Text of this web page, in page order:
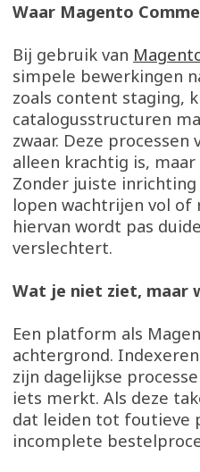
Waar Magento
Bij gebruik van
simpele bewerkingen
zoals content staging,
catalogusstructuren
zwaar. Deze
alleen krachtig is,
Zonder juiste
lopen wachtrijen vol of
hiervan wordt pas
verslechtert.
Wat je niet ziet, maar
Een platform als
achtergrond.
zijn dagelijkse
iets merkt. Als deze
dat leiden tot foutieve
incomplete